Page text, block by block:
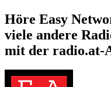
Höre Easy
viele andere
mit der radio.at-